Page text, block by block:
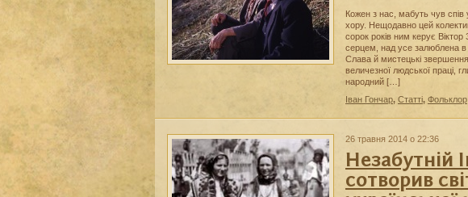
Кожен з нас, мабуть чув спів
хору. Нещодавно цей
сорок років ним керує
серцем, над усе залюблена в
Слава й мистецькі
величезної людської праці,
народний […]
Іван Гончар, Статті, Фольклор
26 травня 2014 о 22:36
Незабутній
сотворив